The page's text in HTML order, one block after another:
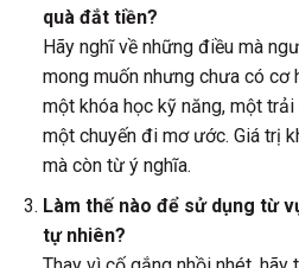
quà đắt tiền?
Hãy nghĩ về những điều mà
mong muốn nhưng chưa có cơ
một khóa học kỹ năng, một
một chuyến đi mơ ước. Giá trị
mà còn từ ý nghĩa.
Làm thế nào để sử dụng từ
tự nhiên?